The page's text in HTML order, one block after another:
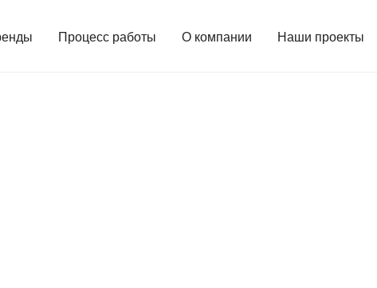
Процесс работы О компании Наши проекты